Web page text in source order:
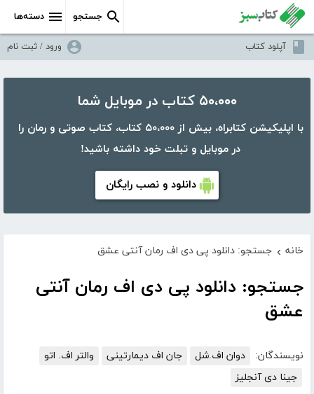
دسته‌ها جستجو
آپلود کتاب ورود / ثبت نام
۵۰،۰۰۰ کتاب در موبایل شما
با اپلیکیشن کتابراه، بیش از ۵۰،۰۰۰ کتاب، کتاب صوتی و رمان را
در موبایل و تبلت خود داشته باشید!
دانلود و نصب رایگان
خانه › جستجو: دانلود پی دی اف رمان آنتی عشق
جستجو: دانلود پی دی اف رمان آنتی
عشق
نویسندگان: دوان اف.شل جان اف دیمارتینی
والتر اف. اتو
جینا دی آنجلیز